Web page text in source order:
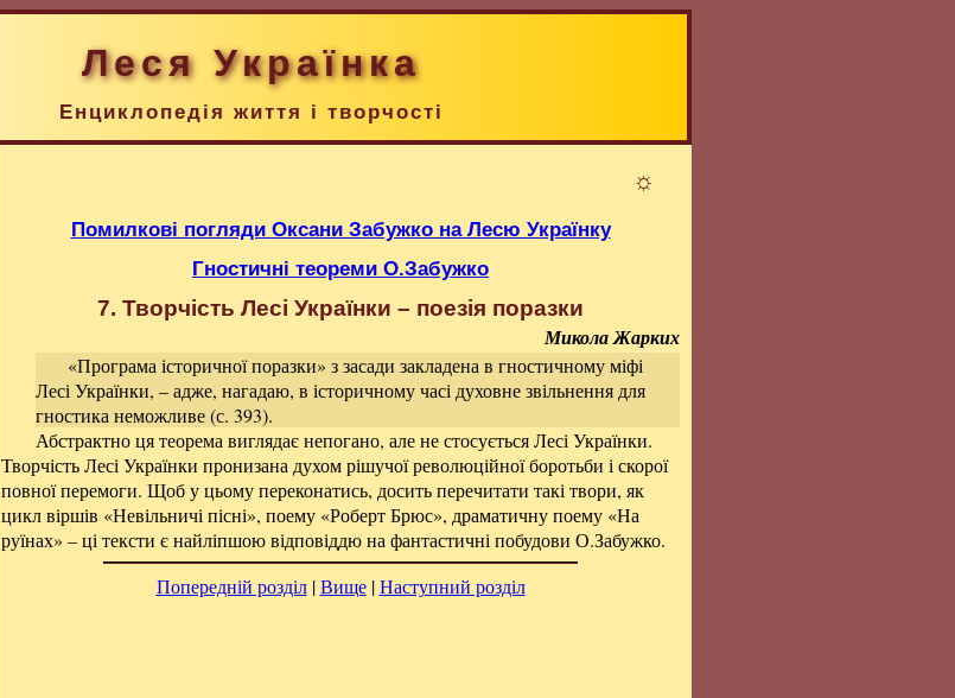
Леся Українка
Енциклопедія життя і творчості
☼
Помилкові погляди Оксани Забужко на Лесю Українку
Гностичні теореми О.Забужко
7. Творчість Лесі Українки – поезія поразки
Микола Жарких
«Програма історичної поразки» з засади закладена в гностичному міфі
Лесі Українки, – адже, нагадаю, в історичному часі духовне звільнення для
гностика неможливе (с. 393).
Абстрактно ця теорема виглядає непогано, але не стосується Лесі Українки.
Творчість Лесі Українки пронизана духом рішучої революційної боротьби і скорої
повної перемоги. Щоб у цьому переконатись, досить перечитати такі твори, як
цикл віршів «Невільничі пісні», поему «Роберт Брюс», драматичну поему «На
руїнах» – ці тексти є найліпшою відповіддю на фантастичні побудови О.Забужко.
Попередній розділ|Вище|Наступний розділ